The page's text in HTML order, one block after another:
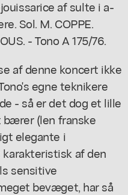
af sulte i a-
Sol. M. COPPE.
- Tono A 175/76.
af denne koncert ikke
egne teknikere
- så er det dog et lille
(len franske
elegante i
af den
sensitive
bevæget, har så